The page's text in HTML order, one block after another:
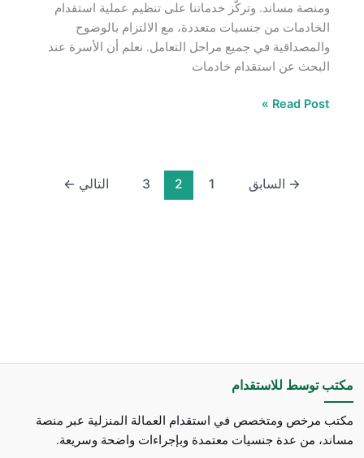
ومنصة مساند. وتركّز خدماتنا على تنظيم عملية استقدام
الخادمات من جنسيات متعددة، مع الالتزام بالوضوح
والمصداقية في جميع مراحل التعامل. نعلم أن الأسرة عند
البحث عن استقدام خادمات
Read Post »
→ السابق 1
2
3 التالي ←
مكتب توسط للاستقدام
مكتب مرخص ومتخصص في استقدام العمالة المنزلية عبر منصة
مساند، من عدة جنسيات معتمدة وبإجراءات واضحة وسريعة.